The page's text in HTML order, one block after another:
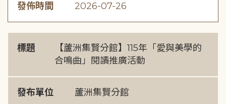
發佈時間 2026-07-26
標題
【蘆洲集賢分館】115年「愛與美學的
合鳴曲」閱讀推廣活動
發布單位 蘆洲集賢分館